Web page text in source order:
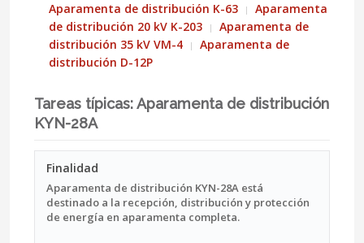
Aparamenta de distribución K-63
Aparamenta
de distribución 20 kV K-203
Aparamenta de
distribución 35 kV VM-4
Aparamenta de
distribución D-12P
Tareas típicas: Aparamenta de distribución
KYN-28A
Finalidad
Aparamenta de distribución KYN-28A está
destinado a la recepción, distribución y protección
de energía en aparamenta completa.